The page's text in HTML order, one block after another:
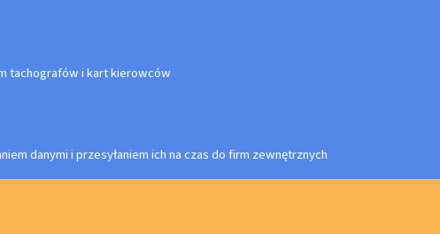
tachografów i kart kierowców
danymi i przesyłaniem ich na czas do firm zewnętrznych